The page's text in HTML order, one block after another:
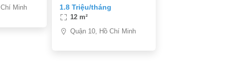
Minh 1.8 Triệu/tháng
12 m²
Quận 10, Hồ Chí Minh